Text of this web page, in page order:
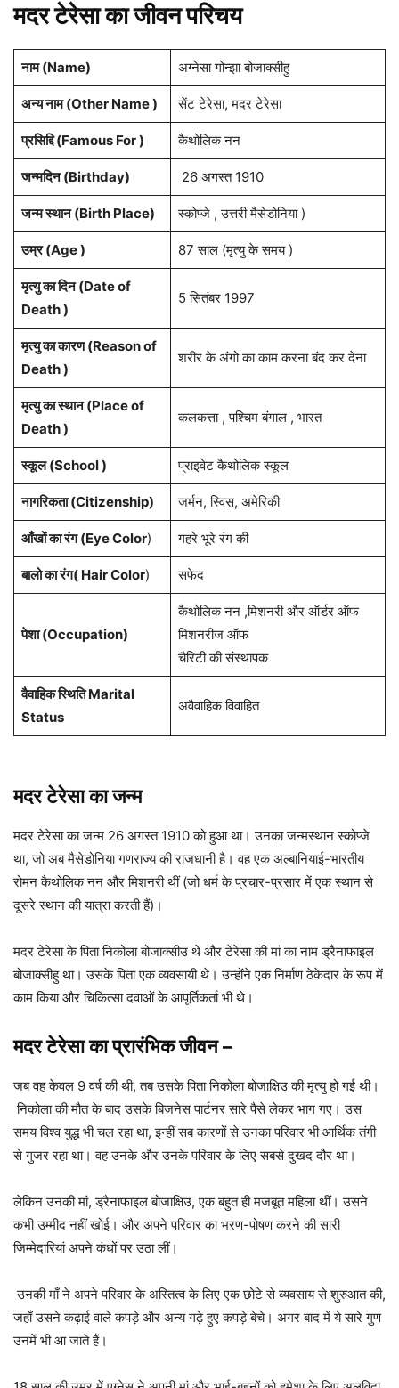
मदर टेरेसा का जीवन परिचय
नाम (Name) अग्नेसा गोन्झा बोजाक्सीहु
अन्य नाम (Other Name ) सेंट टेरेसा, मदर टेरेसा
प्रसिद्दि (Famous For ) कैथोलिक नन
जन्मदिन (Birthday) 26 अगस्त 1910
जन्म स्थान (Birth Place) स्कोप्जे , उत्तरी मैसेडोनिया )
उम्र (Age ) 87 साल (मृत्यु के समय )
मृत्यु का दिन (Date of
Death )
5 सितंबर 1997
मृत्यु का कारण (Reason of
Death )
शरीर के अंगो का काम करना बंद कर देना
मृत्यु का स्थान (Place of
Death )
कलकत्ता , पश्चिम बंगाल , भारत
स्कूल (School ) प्राइवेट कैथोलिक स्कूल
नागरिकता(Citizenship) जर्मन, स्विस, अमेरिकी
आँखों का रंग (Eye Color) गहरे भूरे रंग की
बालो का रंग( Hair Color) सफेद
पेशा(Occupation)
कैथोलिक नन ,मिशनरी और ऑर्डर ऑफ
मिशनरीज ऑफ
चैरिटी की संस्थापक
वैवाहिक स्थिति Marital
Status
अवैवाहिक विवाहित
मदर टेरेसा का जन्म
मदर टेरेसा का जन्म 26 अगस्त 1910 को हुआ था। उनका जन्मस्थान स्कोप्जे
था, जो अब मैसेडोनिया गणराज्य की राजधानी है। वह एक अल्बानियाई-भारतीय
रोमन कैथोलिक नन और मिशनरी थीं (जो धर्म के प्रचार-प्रसार में एक स्थान से
दूसरे स्थान की यात्रा करती हैं)।
मदर टेरेसा के पिता निकोला बोजाक्सीउ थे और टेरेसा की मां का नाम ड्रैनाफाइल
बोजाक्सीहु था। उसके पिता एक व्यवसायी थे। उन्होंने एक निर्माण ठेकेदार के रूप में
काम किया और चिकित्सा दवाओं के आपूर्तिकर्ता भी थे।
मदर टेरेसा का प्रारंभिक जीवन–
जब वह केवल 9 वर्ष की थी, तब उसके पिता निकोला बोजाक्षिउ की मृत्यु हो गई थी।
निकोला की मौत के बाद उसके बिजनेस पार्टनर सारे पैसे लेकर भाग गए। उस
समय विश्व युद्ध भी चल रहा था, इन्हीं सब कारणों से उनका परिवार भी आर्थिक तंगी
से गुजर रहा था। वह उनके और उनके परिवार के लिए सबसे दुखद दौर था।
लेकिन उनकी मां, ड्रैनाफाइल बोजाक्षिउ, एक बहुत ही मजबूत महिला थीं। उसने
कभी उम्मीद नहीं खोई। और अपने परिवार का भरण-पोषण करने की सारी
जिम्मेदारियां अपने कंधों पर उठा लीं।
उनकी माँ ने अपने परिवार के अस्तित्व के लिए एक छोटे से व्यवसाय से शुरुआत की,
जहाँ उसने कढ़ाई वाले कपड़े और अन्य गढ़े हुए कपड़े बेचे। अगर बाद में ये सारे गुण
उनमें भी आ जाते हैं।